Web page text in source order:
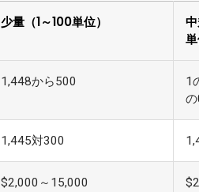
少量（1～100単位）
単
1,448から500
1
1,445対300
$2,000～15,000